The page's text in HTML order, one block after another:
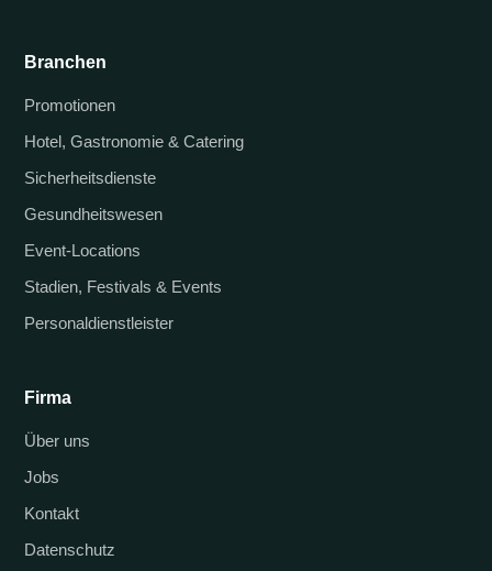
Branchen
Promotionen
Hotel, Gastronomie & Catering
Sicherheitsdienste
Gesundheitswesen
Event-Locations
Stadien, Festivals & Events
Personaldienstleister
Firma
Über uns
Jobs
Kontakt
Datenschutz